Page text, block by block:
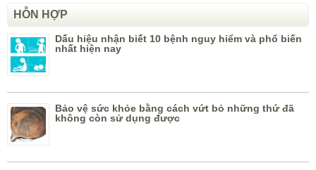
HỖN HỢP
Dấu hiệu nhận biết 10 bệnh nguy hiểm và phổ biến
nhất hiện nay
Bảo vệ sức khỏe bằng cách vứt bỏ những thứ đã
không còn sử dụng được